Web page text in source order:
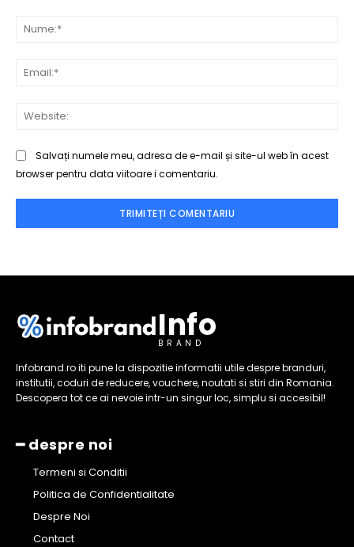
Salvați numele meu, adresa de e-mail și site-ul web în acest
browser pentru data viitoare i comentariu.
Info
BRAND
Infobrand.ro iti pune la dispozitie informatii utile despre branduri,
institutii, coduri de reducere, vouchere, noutati si stiri din Romania.
Descopera tot ce ai nevoie intr-un singur loc, simplu si accesibil!
━ despre noi
Termeni si Conditii
Politica de Confidentialitate
Despre Noi
Contact